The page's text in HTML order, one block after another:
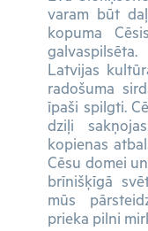
varam būt
kopuma
Latvijas
radošuma
īpaši spilgti.
dziļi
kopienas
Cēsu domei
brīnišķīgā
mūs
prieka pilni